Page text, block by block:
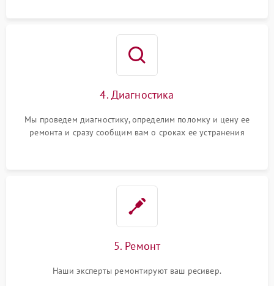
4. Диагностика
Мы проведем диагностику, определим поломку и цену ее
ремонта и сразу сообщим вам о сроках ее устранения
5. Ремонт
Наши эксперты ремонтируют ваш ресивер.